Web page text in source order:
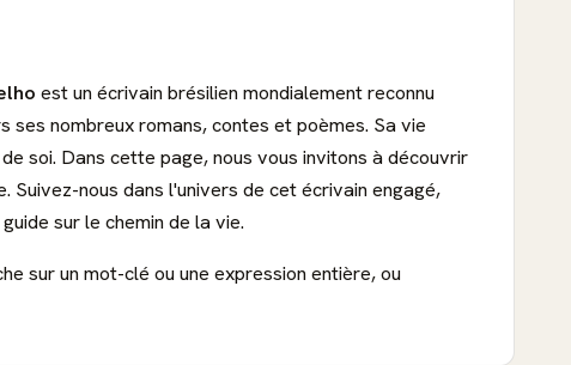
est un écrivain brésilien mondialement reconnu
ses nombreux romans, contes et poèmes. Sa vie
soi. Dans cette page, nous vous invitons à découvrir
Suivez-nous dans l'univers de cet écrivain engagé,
sur le chemin de la vie.
sur un mot-clé ou une expression entière, ou